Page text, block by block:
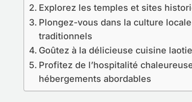
Explorez les temples et sites
Plongez-vous dans la culture
traditionnels
Goûtez à la délicieuse cuisine
Profitez de l’hospitalité
hébergements abordables